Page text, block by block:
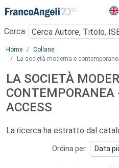
Menu
Cerca:
Main content
Home
Collane
La società moderna e
LA SOCIETÀ
CONTEMPORANEA
ACCESS
La ricerca ha estratto dal
Ordina per